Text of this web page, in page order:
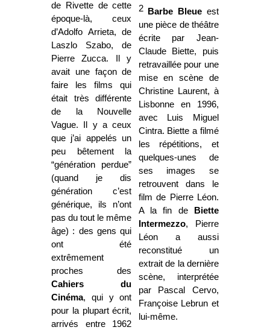
de Rivette de cette
époque-là, ceux
d’Adolfo Arrieta, de
Laszlo Szabo, de
Pierre Zucca. Il y
avait une façon de
faire les films qui
était très différente
de la Nouvelle
Vague. Il y a ceux
que j’ai appelés un
peu bêtement la
“génération perdue”
(quand je dis
génération c’est
générique, ils n’ont
pas du tout le même
âge) : des gens qui
ont été
extrêmement
proches des
Cahiers du
Cinéma, qui y ont
pour la plupart écrit,
arrivés entre 1962
2
Barbe Bleue est
une pièce de théâtre
écrite par Jean-
Claude Biette, puis
retravaillée pour une
mise en scène de
Christine Laurent, à
Lisbonne en 1996,
avec Luis Miguel
Cintra. Biette a filmé
les répétitions, et
quelques-unes de
ses images se
retrouvent dans le
film de Pierre Léon.
A la fin de
Biette
Intermezzo, Pierre
Léon a aussi
reconstitué un
extrait de la dernière
scène, interprétée
par Pascal Cervo,
Françoise Lebrun et
lui-même.